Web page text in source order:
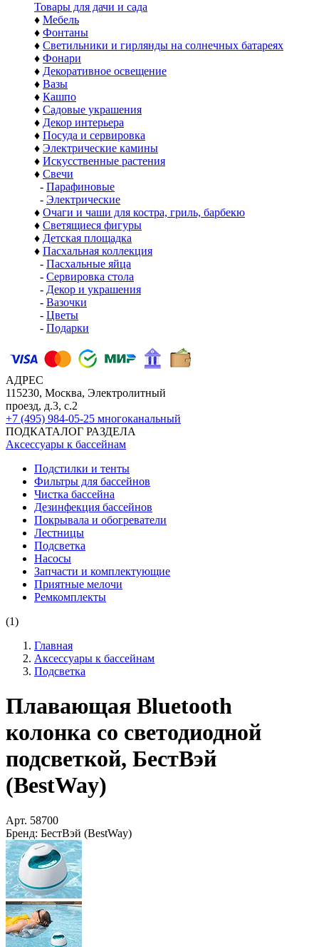
Товары для дачи и сада
♦ Мебель
♦ Фонтаны
♦ Светильники и гирлянды на солнечных батареях
♦ Фонари
♦ Декоративное освещение
♦ Вазы
♦ Кашпо
♦ Садовые украшения
♦ Декор интерьера
♦ Посуда и сервировка
♦ Электрические камины
♦ Искусственные растения
♦ Свечи
- Парафиновые
- Электрические
♦ Очаги и чаши для костра, гриль, барбекю
♦ Светящиеся фигуры
♦ Детская площадка
♦ Пасхальная коллекция
- Пасхальные яйца
- Сервировка стола
- Декор и украшения
- Вазочки
- Цветы
- Подарки
АДРЕС
115230, Москва, Электролитный
проезд, д.3, с.2
+7 (495) 984-05-25 многоканальный
ПОДКАТАЛОГ РАЗДЕЛА
Аксессуары к бассейнам
Подстилки и тенты
Фильтры для бассейнов
Чистка бассейна
Дезинфекция бассейнов
Покрывала и обогреватели
Лестницы
Подсветка
Насосы
Запчасти и комплектующие
Приятные мелочи
Ремкомплекты
(1)
Главная
Аксессуары к бассейнам
Подсветка
Плавающая Bluetooth
колонка со светодиодной
подсветкой, БестВэй
(BestWay)
Арт. 58700
Бренд: БестВэй (BestWay)